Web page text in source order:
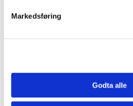
Markedsføring
Godta alle
LUNG100